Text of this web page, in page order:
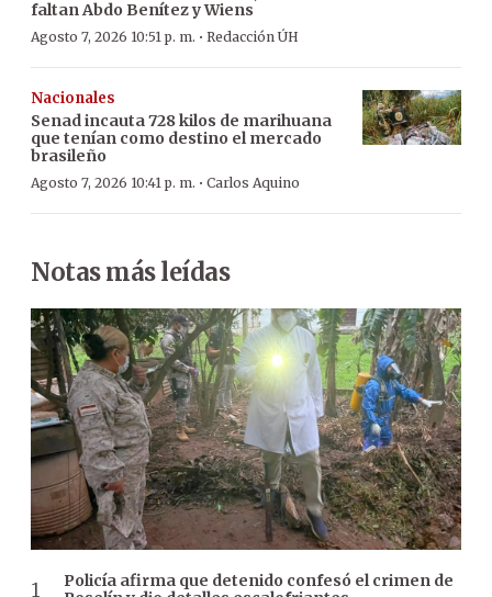
faltan Abdo Benítez y Wiens
Agosto 7, 2026 10:51 p. m. · Redacción ÚH
Nacionales
Senad incauta 728 kilos de marihuana
que tenían como destino el mercado
brasileño
Agosto 7, 2026 10:41 p. m. · Carlos Aquino
Notas más leídas
Policía afirma que detenido confesó el crimen de